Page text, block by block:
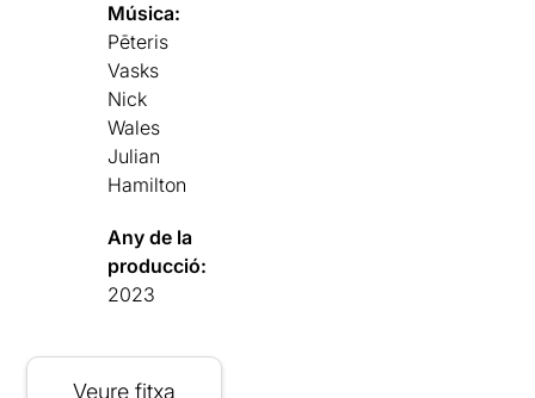
Música:
Pēteris
Vasks
Nick
Wales
Julian
Hamilton
Any de la
producció:
2023
Veure fitxa